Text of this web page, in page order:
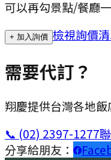
可以再勾景點/餐廳
+ 加入詢價 檢視詢價
需要代訂？
翔慶提供台灣各地
📞 (02) 2397-1277
分享給朋友：